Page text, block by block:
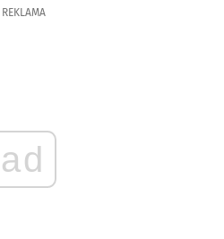
REKLAMA
ad